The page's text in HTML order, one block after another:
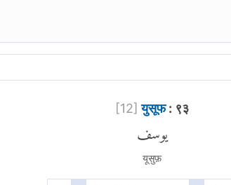
[12] युसूफ: ९३
يوسف
यूसुफ़